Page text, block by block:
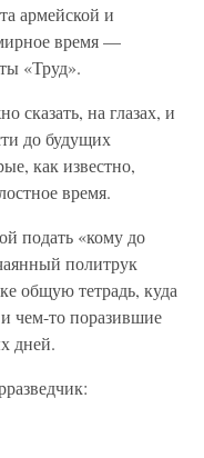
армейской и
время —
«Труд».
сказать, на глазах, и
до будущих
как известно,
время.
подать «кому до
политрук
общую тетрадь, куда
чем-то поразившие
дней.